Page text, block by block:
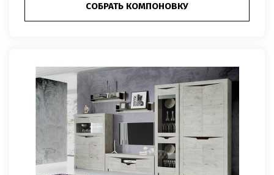
СОБРАТЬ КОМПОНОВКУ